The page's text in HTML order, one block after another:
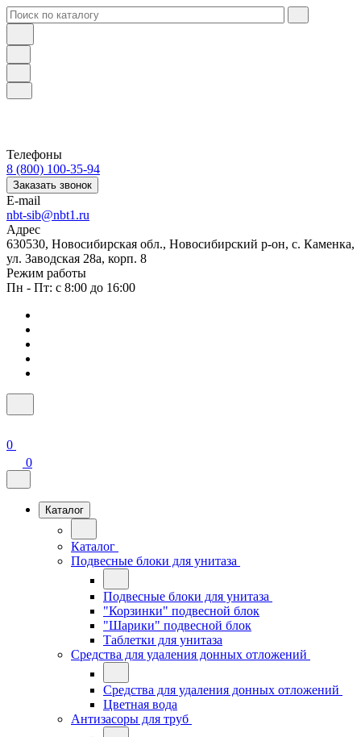
Телефоны
8 (800) 100-35-94
Заказать звонок
E-mail
nbt-sib@nbt1.ru
Адрес
630530, Новосибирская обл., Новосибирский р-он, с. Каменка,
ул. Заводская 28а, корп. 8
Режим работы
Пн - Пт: с 8:00 до 16:00
0
0
Каталог
Каталог
Подвесные блоки для унитаза
Подвесные блоки для унитаза
"Корзинки" подвесной блок
"Шарики" подвесной блок
Таблетки для унитаза
Средства для удаления донных отложений
Средства для удаления донных отложений
Цветная вода
Антизасоры для труб